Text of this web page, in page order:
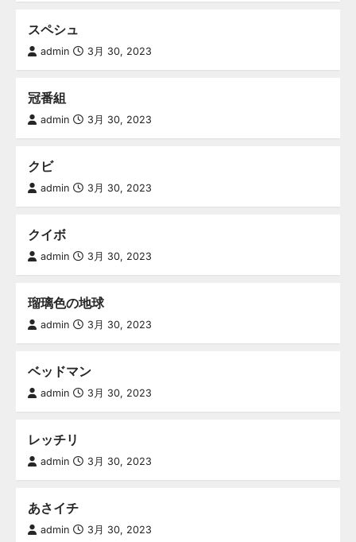
スペシュ
admin 3月 30, 2023
冠番組
admin 3月 30, 2023
クビ
admin 3月 30, 2023
クイボ
admin 3月 30, 2023
瑠璃色の地球
admin 3月 30, 2023
ベッドマン
admin 3月 30, 2023
レッチリ
admin 3月 30, 2023
あさイチ
admin 3月 30, 2023